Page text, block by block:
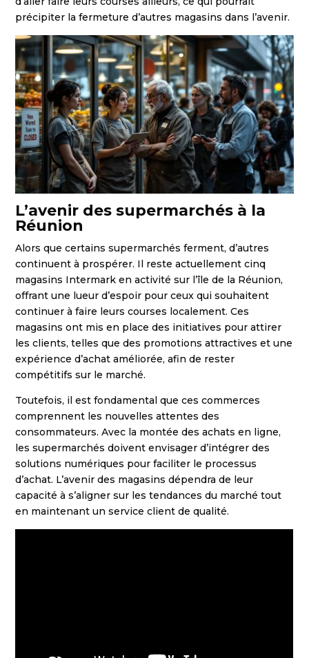
précipiter la fermeture d’autres magasins dans l’avenir.
L’avenir des supermarchés à la
Réunion
Alors que certains supermarchés ferment, d’autres
continuent à prospérer. Il reste actuellement cinq
magasins Intermark en activité sur l’île de la Réunion,
offrant une lueur d’espoir pour ceux qui souhaitent
continuer à faire leurs courses localement. Ces
magasins ont mis en place des initiatives pour attirer
les clients, telles que des promotions attractives et une
expérience d’achat améliorée, afin de rester
compétitifs sur le marché.
Toutefois, il est fondamental que ces commerces
comprennent les nouvelles attentes des
consommateurs. Avec la montée des achats en ligne,
les supermarchés doivent envisager d’intégrer des
solutions numériques pour faciliter le processus
d’achat. L’avenir des magasins dépendra de leur
capacité à s’aligner sur les tendances du marché tout
en maintenant un service client de qualité.